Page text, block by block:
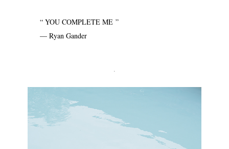
“ YOU COMPLETE ME ”
— Ryan Gander
.